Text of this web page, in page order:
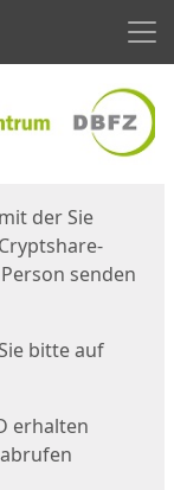
der Sie
senden
bitte auf
erhalten